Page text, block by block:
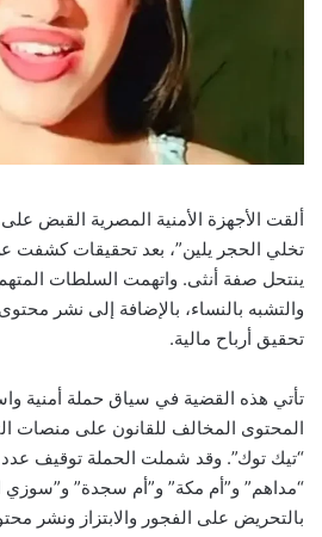
ألقت الأجهزة الأمنية المصرية القبض على
تخلي الحجر يلين”، بعد تحقيقات كشفت
ينتحل صفة أنثى. واتهمت السلطات
والتشبه بالنساء، بالإضافة إلى نشر
تحقيق أرباح مالية.
تأتي هذه القضية في سياق حملة أمنية
المحتوى المخالف للقانون على منصات
“تيك توك”. وقد شملت الحملة توقيف عدد
“مداهم” و”أم مكة” و”أم سجدة” و”سوزي
بالتحريض على الفجور والابتزاز ونشر